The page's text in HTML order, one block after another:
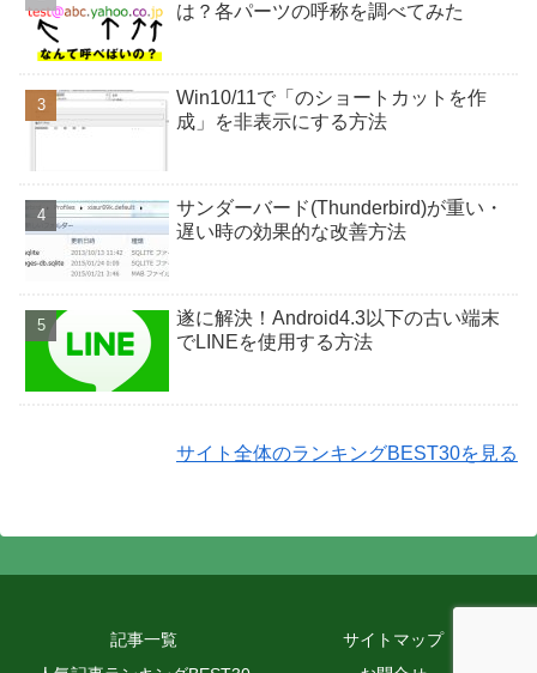
は？各パーツの呼称を調べてみた
Win10/11で「のショートカットを作
成」を非表示にする方法
サンダーバード(Thunderbird)が重い・
遅い時の効果的な改善方法
遂に解決！Android4.3以下の古い端末
でLINEを使用する方法
サイト全体のランキングBEST30を見る
記事一覧
サイトマップ